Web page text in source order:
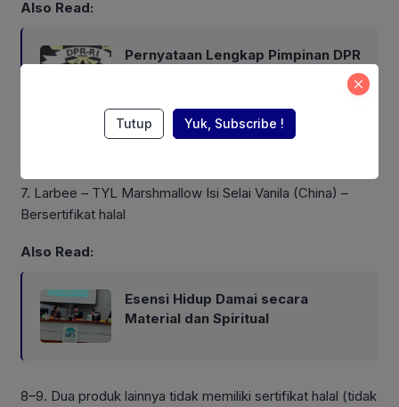
Also Read:
Pernyataan Lengkap Pimpinan DPR
7. Larbee – TYL Marshmallow Isi Selai Vanila (China) –
Bersertifikat halal
Also Read:
Esensi Hidup Damai secara
Material dan Spiritual
8–9. Dua produk lainnya tidak memiliki sertifikat halal (tidak
Tutup Yuk, Subscribe !